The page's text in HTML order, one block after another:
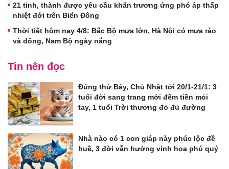
21 tỉnh, thành được yêu cầu khẩn trương ứng phó áp thấp
nhiệt đới trên Biển Đông
Thời tiết hôm nay 4/8: Bắc Bộ mưa lớn, Hà Nội có mưa rào
và dông, Nam Bộ ngày nắng
Tin nên đọc
Đúng thứ Bảy, Chủ Nhật tới 20/1-21/1: 3
tuổi đời sang trang mới đếm tiền mỏi
tay, 1 tuổi Trời thương đỏ đủ đường
Nhà nào có 1 con giáp này phúc lộc đề
huề, 3 đời vẫn hưởng vinh hoa phú quý